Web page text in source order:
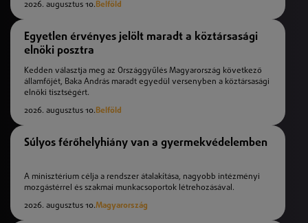
2026. augusztus 10.Belföld
Egyetlen érvényes jelölt maradt a köztársasági
elnöki posztra
Kedden választja meg az Országgyűlés Magyarország következő
államfőjét, Baka András maradt egyedül versenyben a köztársasági
elnöki tisztségért.
2026. augusztus 10.Belföld
Súlyos férőhelyhiány van a gyermekvédelemben
A minisztérium célja a rendszer átalakítása, nagyobb intézményi
mozgástérrel és szakmai munkacsoportok létrehozásával.
2026. augusztus 10.Magyarország